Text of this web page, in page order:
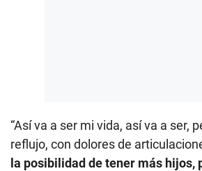
“Así va a ser mi vida, así va a ser,
reflujo, con dolores de
la posibilidad de tener más hijos,